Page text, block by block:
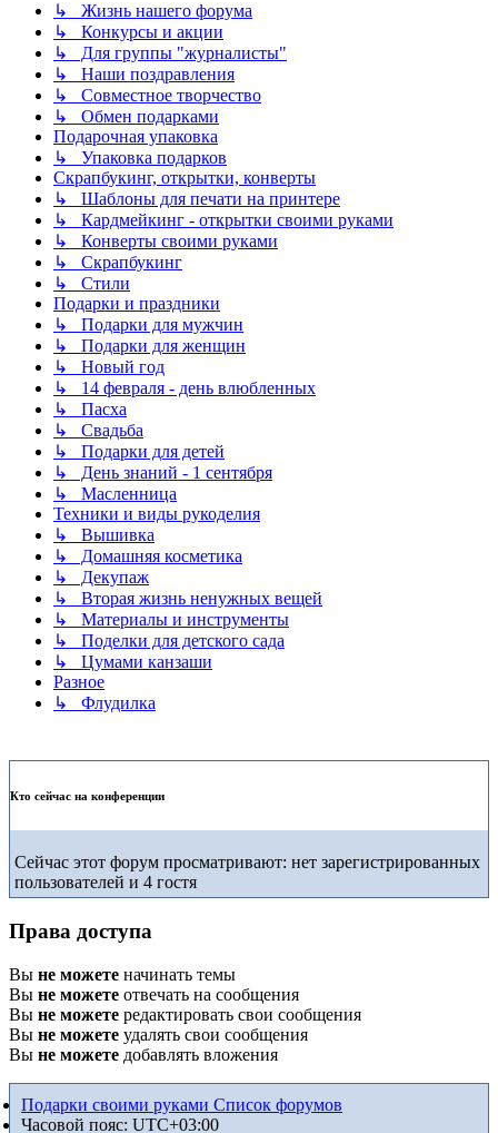
↳ Жизнь нашего форума
↳ Конкурсы и акции
↳ Для группы "журналисты"
↳ Наши поздравления
↳ Совместное творчество
↳ Обмен подарками
Подарочная упаковка
↳ Упаковка подарков
Скрапбукинг, открытки, конверты
↳ Шаблоны для печати на принтере
↳ Кардмейкинг - открытки своими руками
↳ Конверты своими руками
↳ Скрапбукинг
↳ Стили
Подарки и праздники
↳ Подарки для мужчин
↳ Подарки для женщин
↳ Новый год
↳ 14 февраля - день влюбленных
↳ Пасха
↳ Свадьба
↳ Подарки для детей
↳ День знаний - 1 сентября
↳ Масленница
Техники и виды рукоделия
↳ Вышивка
↳ Домашняя косметика
↳ Декупаж
↳ Вторая жизнь ненужных вещей
↳ Материалы и инструменты
↳ Поделки для детского сада
↳ Цумами канзаши
Разное
↳ Флудилка
Кто сейчас на конференции
Сейчас этот форум просматривают: нет зарегистрированных
пользователей и 4 гостя
Права доступа
Вы не можете начинать темы
Вы не можете отвечать на сообщения
Вы не можете редактировать свои сообщения
Вы не можете удалять свои сообщения
Вы не можете добавлять вложения
Подарки своими руками Список форумов
Часовой пояс: UTC+03:00